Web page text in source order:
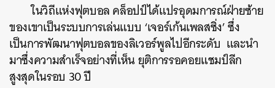
ในวิถีแห่งฟุตบอลคล็อปป์ได้แปรอุดมการณ์ฝ่ายซ้าย
ของเขาเป็นระบบการเล่นแบบ ‘เจอร์เก้นเพลสซิ่ง’ซึ่ง
เป็นการพัฒนาฟุตบอลของลิเวอร์พูลไปอีกระดับ และนำ
มาซึ่งความสำเร็จอย่างที่เห็นยุติการรอคอยแชมป์ลีก
สูงสุดในรอบ 30ปี